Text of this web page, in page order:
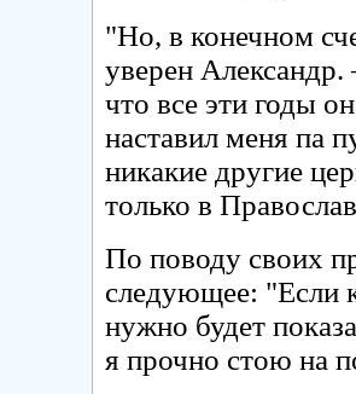
"Но, в конечном
уверен
что все эти годы
наставил меня па
никакие другие
только в
По поводу своих
следующее: "Если
нужно будет
я прочно стою на